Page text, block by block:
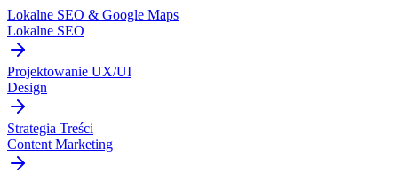
Lokalne SEO & Google Maps
Lokalne SEO
Projektowanie UX/UI
Design
Strategia Treści
Content Marketing